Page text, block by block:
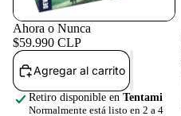
Ahora o Nunca
$59.990 CLP
Agregar al carrito
Retiro disponible en Tentami
Normalmente está listo en 2 a 4